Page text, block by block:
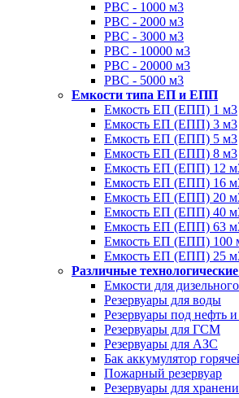
РВС - 1000 м3
РВС - 2000 м3
РВС - 3000 м3
РВС - 10000 м3
РВС - 20000 м3
РВС - 5000 м3
Емкости типа ЕП и ЕПП
Емкость ЕП (ЕПП) 1 м3
Емкость ЕП (ЕПП) 3 м3
Емкость ЕП (ЕПП) 5 м3
Емкость ЕП (ЕПП) 8 м3
Емкость ЕП (ЕПП) 12
Емкость ЕП (ЕПП) 16
Емкость ЕП (ЕПП) 20
Емкость ЕП (ЕПП) 40
Емкость ЕП (ЕПП) 63
Емкость ЕП (ЕПП) 100
Емкость ЕП (ЕПП) 25
Различные
Емкости для
Резервуары для воды
Резервуары под нефть
Резервуары для ГСМ
Резервуары для АЗС
Бак аккумулятор
Пожарный резервуар
Резервуары для